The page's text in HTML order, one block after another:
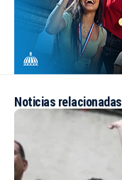
Noticias relacionadas